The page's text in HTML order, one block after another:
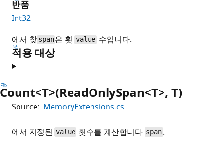
반품
Int32
에서 찾 span 은 횟value수입니다.
적용 대상
Count<T>(ReadOnlySpan<T>, T)
Source: MemoryExtensions.cs
에서 지정된 value 횟수를 계산합니다 span.